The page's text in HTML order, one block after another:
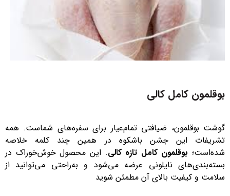
بوقلمون کامل کالی
گوشت بوقلمون، ضیافتی تمام‌عیار برای سفره‌های شماست. همه
تشریفات این جشن باشکوه در همین چند کلمه خلاصه
شده‌است؛ بوقلمون کامل تازه کالی. این محصول خوش‌خوراک در
بسته‌بندی‌های نایلونی عرضه می‌شود و به‌راحتی می‌توانید از
سلامت و کیفیت بالای آن مطمئن شوید